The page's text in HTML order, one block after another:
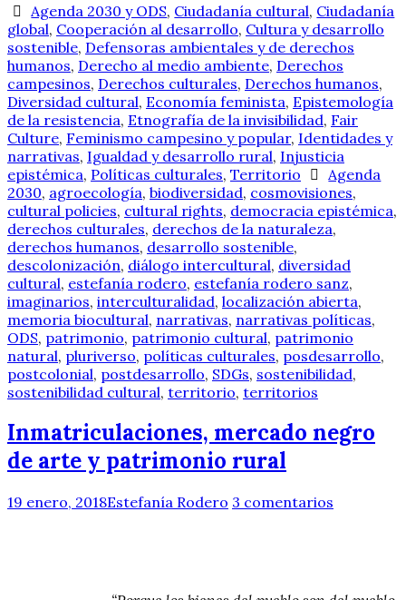
Agenda 2030 y ODS, Ciudadanía cultural, Ciudadanía
global, Cooperación al desarrollo, Cultura y desarrollo
sostenible, Defensoras ambientales y de derechos
humanos, Derecho al medio ambiente, Derechos
campesinos, Derechos culturales, Derechos humanos,
Diversidad cultural, Economía feminista, Epistemología
de la resistencia, Etnografía de la invisibilidad, Fair
Culture, Feminismo campesino y popular, Identidades y
narrativas, Igualdad y desarrollo rural, Injusticia
epistémica, Políticas culturales, Territorio
Agenda
2030, agroecología, biodiversidad, cosmovisiones,
cultural policies, cultural rights, democracia epistémica,
derechos culturales, derechos de la naturaleza,
derechos humanos, desarrollo sostenible,
descolonización, diálogo intercultural, diversidad
cultural, estefanía rodero, estefanía rodero sanz,
imaginarios, interculturalidad, localización abierta,
memoria biocultural, narrativas, narrativas políticas,
ODS, patrimonio, patrimonio cultural, patrimonio
natural, pluriverso, políticas culturales, posdesarrollo,
postcolonial, postdesarrollo, SDGs, sostenibilidad,
sostenibilidad cultural, territorio, territorios
Inmatriculaciones, mercado negro
de arte y patrimonio rural
19 enero, 2018Estefanía Rodero 3 comentarios